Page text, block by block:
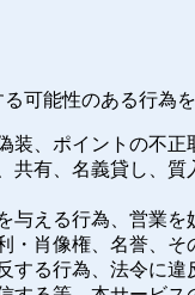
可能性のある行為
装、ポイントの不正
共有、名義貸し、質
与える行為、営業を
・肖像権、名誉、
する行為、法令に違